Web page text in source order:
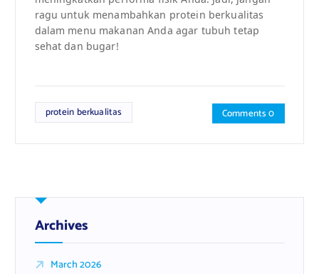
ragu untuk menambahkan protein berkualitas
dalam menu makanan Anda agar tubuh tetap
sehat dan bugar!
protein berkualitas Comments 0
Archives
March 2026